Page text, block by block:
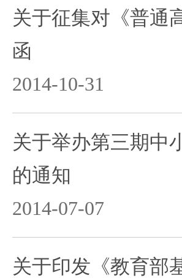
关于征集对《普通
函
2014-10-31
关于举办第三期中
的通知
2014-07-07
关于印发《教育部